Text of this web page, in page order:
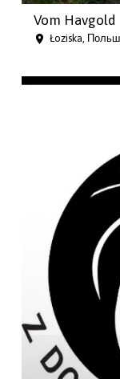
Vom Havgold
Łoziska,